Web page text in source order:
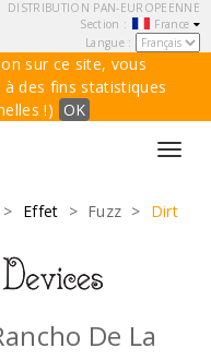
DISTRIBUTION PAN-EUROPEENNE
Section :
France
Langue :
sur ce site, vous
des fins statistiques
!) OK
> Effet > Fuzz > Dirt
De La